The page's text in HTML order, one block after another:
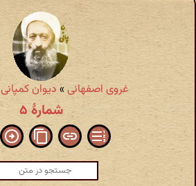
غروی اصفهانی» دیوان کمپانی
شمارهٔ ۵